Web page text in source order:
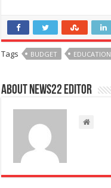
Tags BUDGET EDUCATION
About NEWS22 EDITOR